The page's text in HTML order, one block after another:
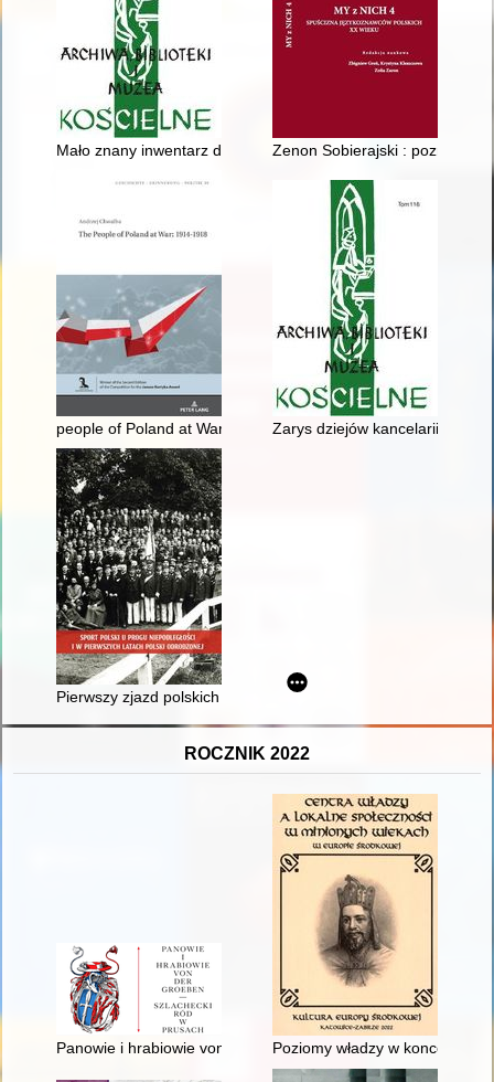
Mało znany inwentarz dóbr biskupstwa płockiego z 1650 roku
Zenon Sobierajski : poznański
people of Poland at War : 1914-1918Zarys dziejów kancelarii
Pierwszy zjazd polskich zrzeszeń sportowych i
ROCZNIK 2022
Panowie i hrabiowie von der Groeben : szlachecki ród w
Poziomy władzy w koncepcji